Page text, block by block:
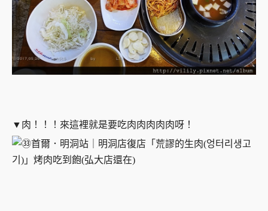
▼肉！！！來這裡就是要吃肉肉肉肉肉呀！